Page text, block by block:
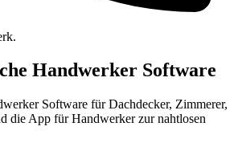
Handwerker Software
Software für Dachdecker, Zimmerer,
die App für Handwerker zur nahtlosen